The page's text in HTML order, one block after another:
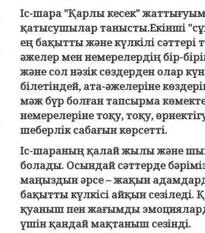
Іс-шара "Қарлы кесек"
қатысушылар танысты.Екінші
ең бақытты және күлкілі сәттері
әжелер мен немерелердің бір-
және сол нәзік сөздерден олар
білетіндей, ата-әжелеріне
мәж бүр болған тапсырма
немерелеріне тоқу, тоқу,
шеберлік сабағын көрсетті.
Іс-шараның қалай жылы және шын
болады. Осындай сәттерде
маңыздын әрсе – жақын
бақытты күлкісі айқын
қуаныш пен жағымды
үшін қандай мақтаныш сезінді.